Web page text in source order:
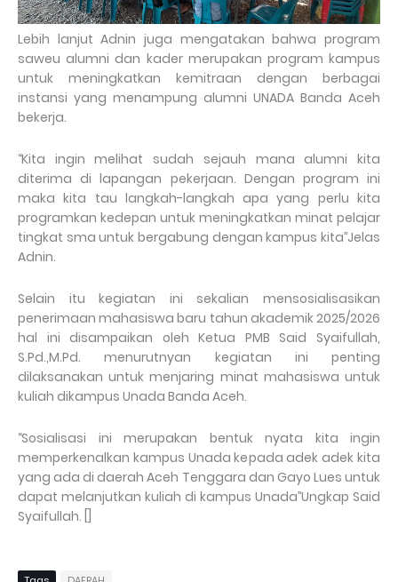
Lebih lanjut Adnin juga mengatakan bahwa program
saweu alumni dan kader merupakan program kampus
untuk meningkatkan kemitraan dengan berbagai
instansi yang menampung alumni UNADA Banda Aceh
bekerja.
‘‘Kita ingin melihat sudah sejauh mana alumni kita
diterima di lapangan pekerjaan. Dengan program ini
maka kita tau langkah-langkah apa yang perlu kita
programkan kedepan untuk meningkatkan minat pelajar
tingkat sma untuk bergabung dengan kampus kita’’Jelas
Adnin.
Selain itu kegiatan ini sekalian mensosialisasikan
penerimaan mahasiswa baru tahun akademik 2025/2026
hal ini disampaikan oleh Ketua PMB Said Syaifullah,
S.Pd.,M.Pd. menurutnyan kegiatan ini penting
dilaksanakan untuk menjaring minat mahasiswa untuk
kuliah dikampus Unada Banda Aceh.
‘‘Sosialisasi ini merupakan bentuk nyata kita ingin
memperkenalkan kampus Unada kepada adek adek kita
yang ada di daerah Aceh Tenggara dan Gayo Lues untuk
dapat melanjutkan kuliah di kampus Unada’’Ungkap Said
Syaifullah. []